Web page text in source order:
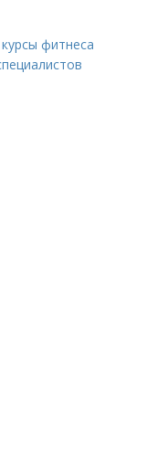
фитнеса